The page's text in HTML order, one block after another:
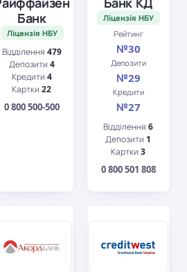
Банк
Ліцензія НБУ
Відділення 479
Депозити 4
Кредити 4
Картки22
0 800 500-500
Ліцензія НБУ
Рейтинг
№30
Депозити
№29
Кредити
№27
Відділення6
Депозити 1
Картки3
0 800 501 808